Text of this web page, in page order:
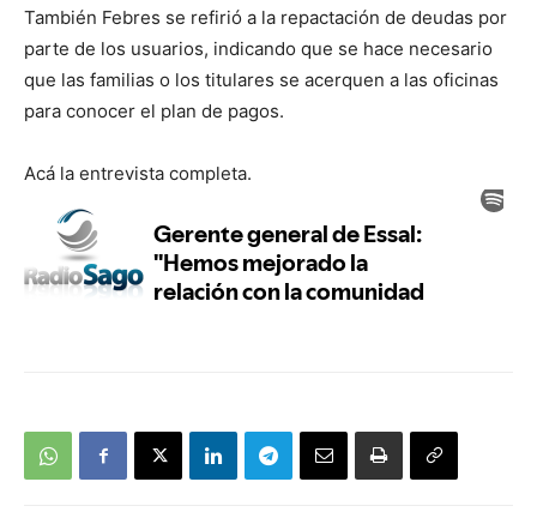
También Febres se refirió a la repactación de deudas por
parte de los usuarios, indicando que se hace necesario
que las familias o los titulares se acerquen a las oficinas
para conocer el plan de pagos.
Acá la entrevista completa.